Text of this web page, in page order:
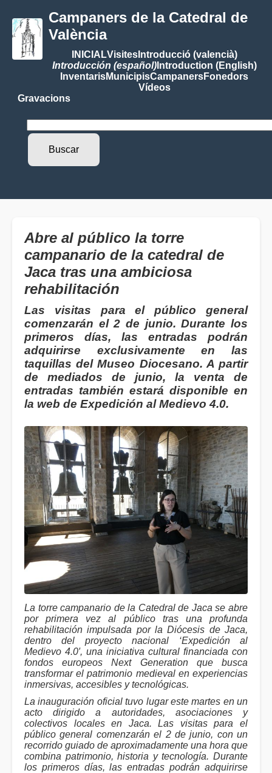
Campaners de la Catedral de
València
INICIALVisitesIntroducció (valencià)
Introducción (español)Introduction (English)
InventarisMunicipisCampanersFonedors
Vídeos
Gravacions
Abre al público la torre
campanario de la catedral de
Jaca tras una ambiciosa
rehabilitación
Las visitas para el público general
comenzarán el 2 de junio. Durante los
primeros días, las entradas podrán
adquirirse exclusivamente en las
taquillas del Museo Diocesano. A partir
de mediados de junio, la venta de
entradas también estará disponible en
la web de Expedición al Medievo 4.0.
La torre campanario de la Catedral de Jaca se abre
por primera vez al público tras una profunda
rehabilitación impulsada por la Diócesis de Jaca,
dentro del proyecto nacional ‘Expedición al
Medievo 4.0′, una iniciativa cultural financiada con
fondos europeos Next Generation que busca
transformar el patrimonio medieval en experiencias
inmersivas, accesibles y tecnológicas.
La inauguración oficial tuvo lugar este martes en un
acto dirigido a autoridades, asociaciones y
colectivos locales en Jaca. Las visitas para el
público general comenzarán el 2 de junio, con un
recorrido guiado de aproximadamente una hora que
combina patrimonio, historia y tecnología. Durante
los primeros días, las entradas podrán adquirirse